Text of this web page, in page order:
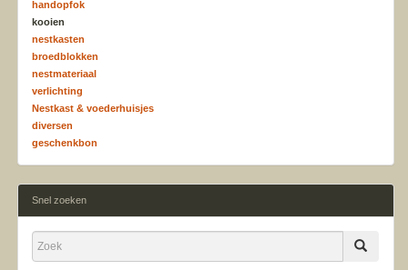
handopfok
kooien
nestkasten
broedblokken
nestmateriaal
verlichting
Nestkast & voederhuisjes
diversen
geschenkbon
Snel zoeken